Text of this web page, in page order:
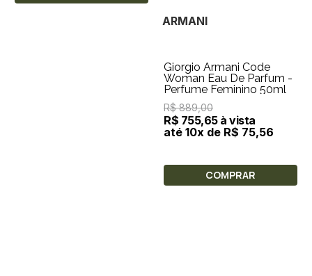
ARMANI
Giorgio Armani Code
Woman Eau De Parfum -
Perfume Feminino 50ml
R$ 889,00
R$ 755,65 à vista
até 10x de R$ 75,56
COMPRAR